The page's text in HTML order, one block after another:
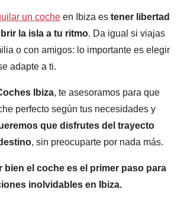
un coche en Ibiza es tener libertad
la isla a tu ritmo. Da igual si viajas
o con amigos: lo importante es elegir
adapte a ti.
Ibiza, te asesoramos para que
perfecto según tus necesidades y
que disfrutes del trayecto
, sin preocuparte por nada más.
bien el coche es el primer paso para
inolvidables en Ibiza.